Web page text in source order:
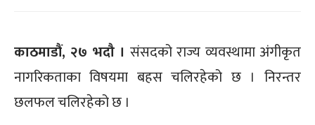
काठमाडौं, २७ भदौ ।संसदको राज्य व्यवस्थामा अंगीकृत
नागरिकताका विषयमा बहस चलिरहेको छ । निरन्तर
छलफल चलिरहेको छ ।